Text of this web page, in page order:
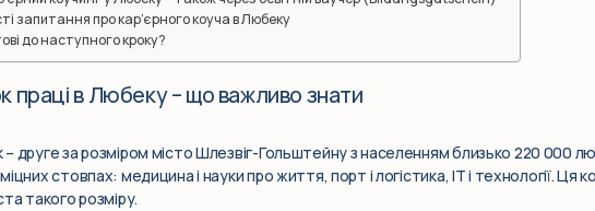
запитання про кар’єрного коуча в Любеку
до наступного кроку?
праці в Любеку – що важливо знати
друге за розміром місто Шлезвіг-Гольштейну з населенням близько 220 000
стовпах: медицина і науки про життя, порт і логістика, IT і технології. Ця
такого розміру.